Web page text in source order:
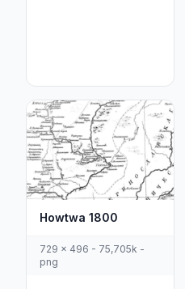
Howtwa 1800
729 x 496 - 75,705k -
png